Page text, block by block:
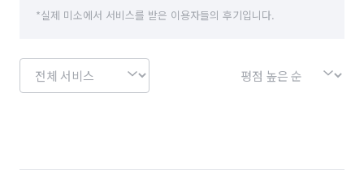
*실제 미소에서 서비스를 받은 이용자들의 후기입니다.